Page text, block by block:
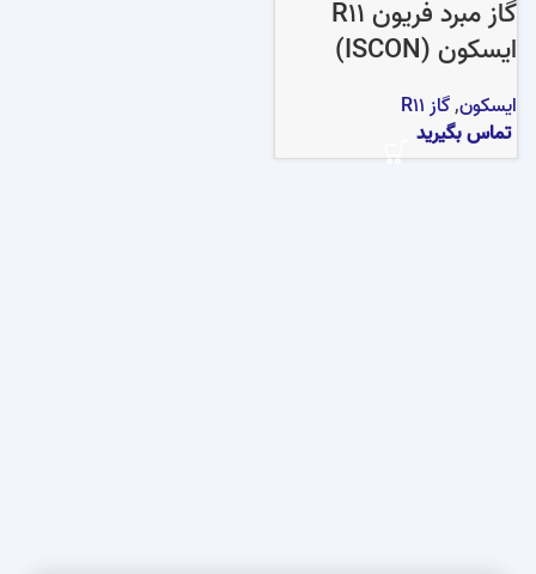
گاز مبرد فریون R11
ایسکون (ISCON)
ایسکون,گاز R11
تماس بگیرید